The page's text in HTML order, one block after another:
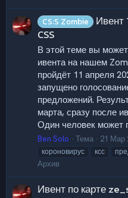
CS:S Zombie
Ивент
CSS
В этой теме вы
ивента на нашем
пройдёт 11 апреля
запущено
предложений.
марта, сразу после
Один человек может
Ben Solo Тема 21 Мар
короновирус
ксс
Архив
Ивент по карте